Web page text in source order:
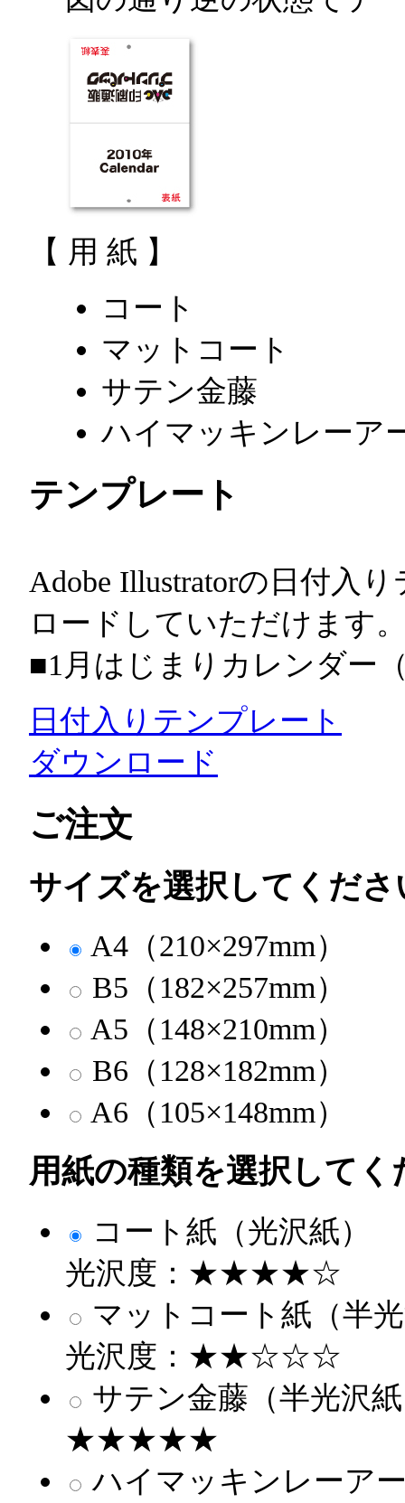
【 用 紙 】
コート
マットコート
サテン金藤
ハイマッキンレーア
テンプレート
Adobe Illustratorの日付入
ロードしていただけます
■1月はじまりカレンダー
日付入りテンプレート
ダウンロード
ご注文
サイズを選択してくださ
A4（210×297mm）
B5（182×257mm）
A5（148×210mm）
B6（128×182mm）
A6（105×148mm）
用紙の種類を選択してく
コート紙（光沢紙）
光沢度：★★★★☆
マットコート紙（半
光沢度：★★☆☆☆
サテン金藤（半光沢
★★★★★
ハイマッキンレーア